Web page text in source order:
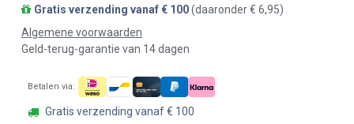
Gratis verzending vanaf € 100(daaronder € 6,95)
Algemene voorwaarden
Geld-terug-garantie van 14 dagen
Betalen via:
Gratis verzending vanaf € 100